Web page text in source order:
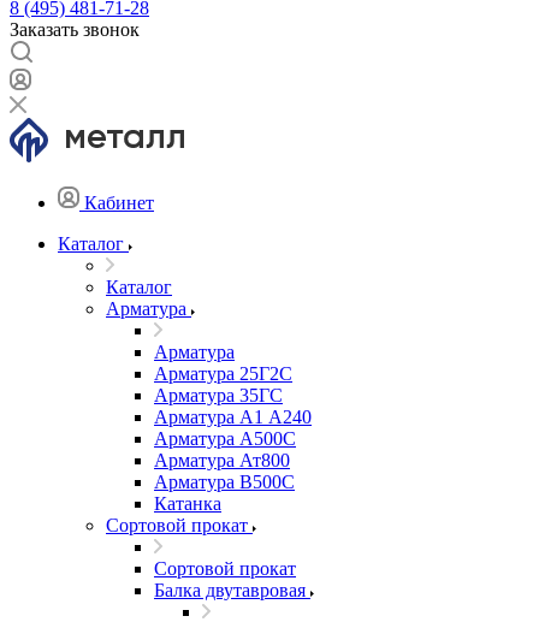
8 (495) 481-71-28
Заказать звонок
Кабинет
Каталог
Каталог
Арматура
Арматура
Арматура 25Г2С
Арматура 35ГС
Арматура А1 А240
Арматура А500С
Арматура Ат800
Арматура В500С
Катанка
Сортовой прокат
Сортовой прокат
Балка двутавровая